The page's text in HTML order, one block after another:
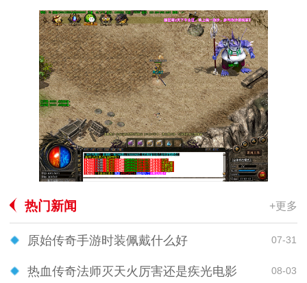
热门新闻 +更多
原始传奇手游时装佩戴什么好 07-31
热血传奇法师灭天火厉害还是疾光电影 08-03